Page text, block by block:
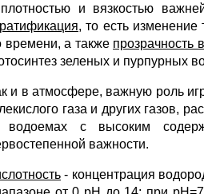
и вязкостью
, то есть
времени, а также прозрачность
зеленых и пурпурных
и в атмосфере, важную роль
газа и других газов,
с высоким
важности.
- концентрация